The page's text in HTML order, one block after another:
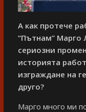
А как протече
“Пътнам” Марго
сериозни
историята
изграждане на
друго?
Марго много ми